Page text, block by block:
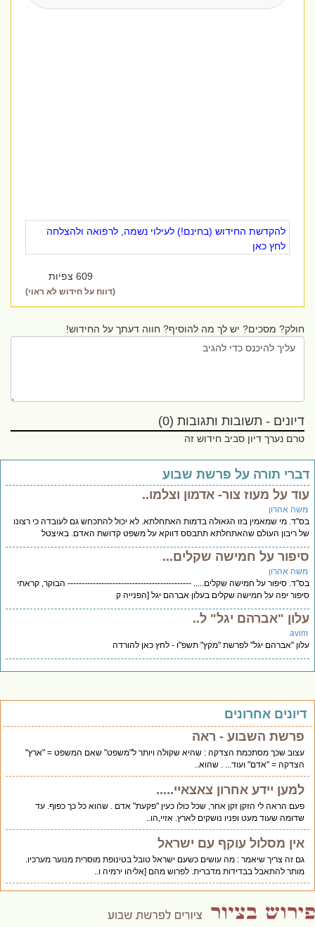
להקדשת החידוש (בחינם!) לעילוי נשמה, לרפואה ולהצלחה
לחץ כאן
609 צפיות
(דווח על חידוש לא ראוי)
חולק? מסכים? יש לך מה להוסיף? חווה דעתך על החידוש!
דיונים - תשובות ותגובות (0)
טרם נערך דיון סביב חידוש זה
דברי תורה על פרשת שבוע
עוד על מעוז צור- אדמון וצלמו..
משה אהרון
בס"ד. מי שמאמין בזו הגאולה בדמות האתחלתא. לא יכול להתכחש גם לעובדה כי רצונו
של ריבון העולם שהאתחלתא תתבסס דווקא על משפט קדושת האדם. באיצטל
סיפור על חמישה שקלים...
משה אהרון
בס"ד. סיפור על חמישה שקלים..... -------------------------------------------- הבוקר, קראתי
סיפור יפה על חמישה שקלים בעלון אברהם יגל [הפנייה ק
עלון "אברהם יגל" ל..
avim
עלון "אברהם יגל" לפרשת "מקץ" תשפ"ו - לחץ כאן להורדה
דיונים אחרונים
פרשת השבוע - ראה
עצוב שכך מסתכמת הצדקה : שהיא שקולה ויותר ל"משפט" שאם המשפט = "ארץ"
הצדקה = "אדם" ועוד... . שהוא..
למען יידע אחרון צאצאיי.....
פעם הראה לי הזקן זקן אחר, שכל כולו כעין "פקעת" אדם . שהוא כל כך כפוף. עד
שדומה שעוד מעט ופניו נושקים לארץ. אזיי,הו..
אין מסלול עוקף עם ישראל
גם זה צריך שיאמר : מה עושים כשעם ישראל טובל בטינופת מוסרית מנוער מערכיו.
מותר להתאבל בבדידות מדברית. לפרוש מהם [אליהו ירמיה ו..